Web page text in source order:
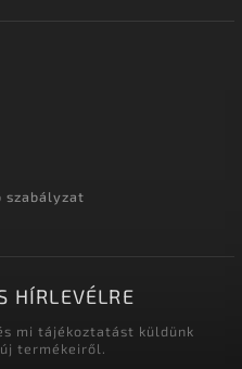
szabályzat
HÍRLEVÉLRE
mi tájékoztatást küldünk
termékeiről.